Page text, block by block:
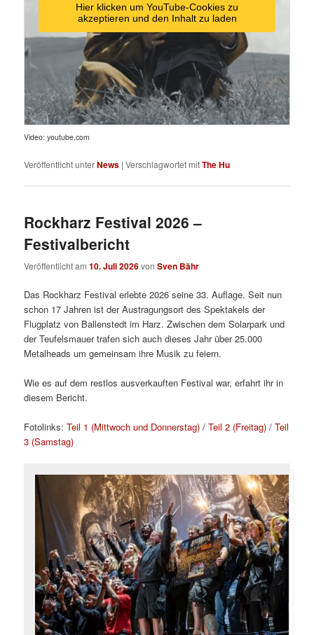
Hier klicken um YouTube-Cookies zu
akzeptieren und den Inhalt zu laden
Video: youtube.com
Veröffentlicht unterNews |Verschlagwortet mitThe Hu
Rockharz Festival 2026 –
Festivalbericht
Veröffentlicht am10. Juli 2026vonSven Bähr
Das Rockharz Festival erlebte 2026 seine 33. Auflage. Seit nun
schon 17 Jahren ist der Austragungsort des Spektakels der
Flugplatz von Ballenstedt im Harz. Zwischen dem Solarpark und
der Teufelsmauer trafen sich auch dieses Jahr über 25.000
Metalheads um gemeinsam ihre Musik zu feiern.
Wie es auf dem restlos ausverkauften Festival war, erfahrt ihr in
diesem Bericht.
Fotolinks:Teil 1 (Mittwoch und Donnerstag) /Teil 2 (Freitag) /Teil
3 (Samstag)